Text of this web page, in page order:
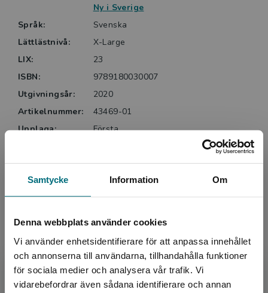
Samtycke Information Om
Denna webbplats använder cookies
Vi använder enhetsidentifierare för att anpassa innehållet
och annonserna till användarna, tillhandahålla funktioner
för sociala medier och analysera vår trafik. Vi
vidarebefordrar även sådana identifierare och annan
Begränsad fraktregion
Ny i Sverige
Språk:
Svenska
Lättlästnivå:
X-Large
LIX:
23
ISBN:
9789180030007
Utgivningsår:
2020
Artikelnummer:
43469-01
Upplaga:
Första
Köp- och leveransvillkor
Upphovspersoner